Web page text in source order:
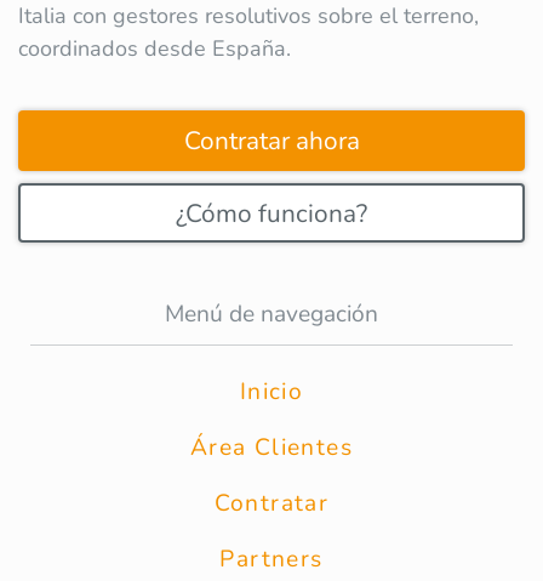
Italia con gestores resolutivos sobre el terreno,
coordinados desde España.
Contratar ahora
¿Cómo funciona?
Menú de navegación
Inicio
Área Clientes
Contratar
Partners